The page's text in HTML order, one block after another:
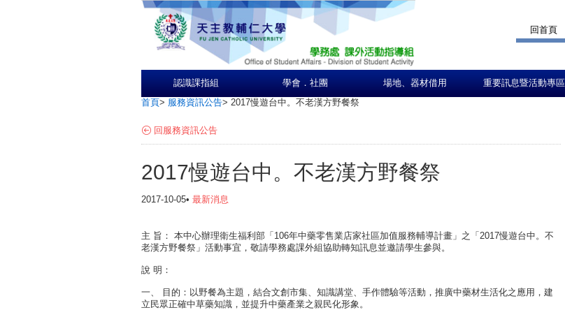
回首頁
認識課指組 學會．社團 場地、器材借用 重要訊息暨活動專區
首頁> 服務資訊公告> 2017慢遊台中。不老漢方野餐祭
回服務資訊公告
2017慢遊台中。不老漢方野餐祭
2017-10-05• 最新消息
主 旨： 本中心辦理衛生福利部「106年中藥零售業店家社區加值服務輔導計畫」之「2017慢遊台中。不
老漢方野餐祭」活動事宜，敬請學務處課外組協助轉知訊息並邀請學生參與。
說 明：
一、
目的：以野餐為主題，結合文創市集、知識講堂、手作體驗等活動，推廣中藥材生活化之應用，建
立民眾正確中草藥知識，並提升中藥產業之親民化形象。